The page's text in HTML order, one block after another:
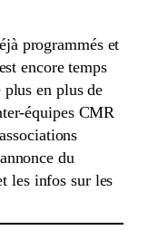
programmés et
encore temps
plus en plus de
équipes CMR
du
les infos sur les